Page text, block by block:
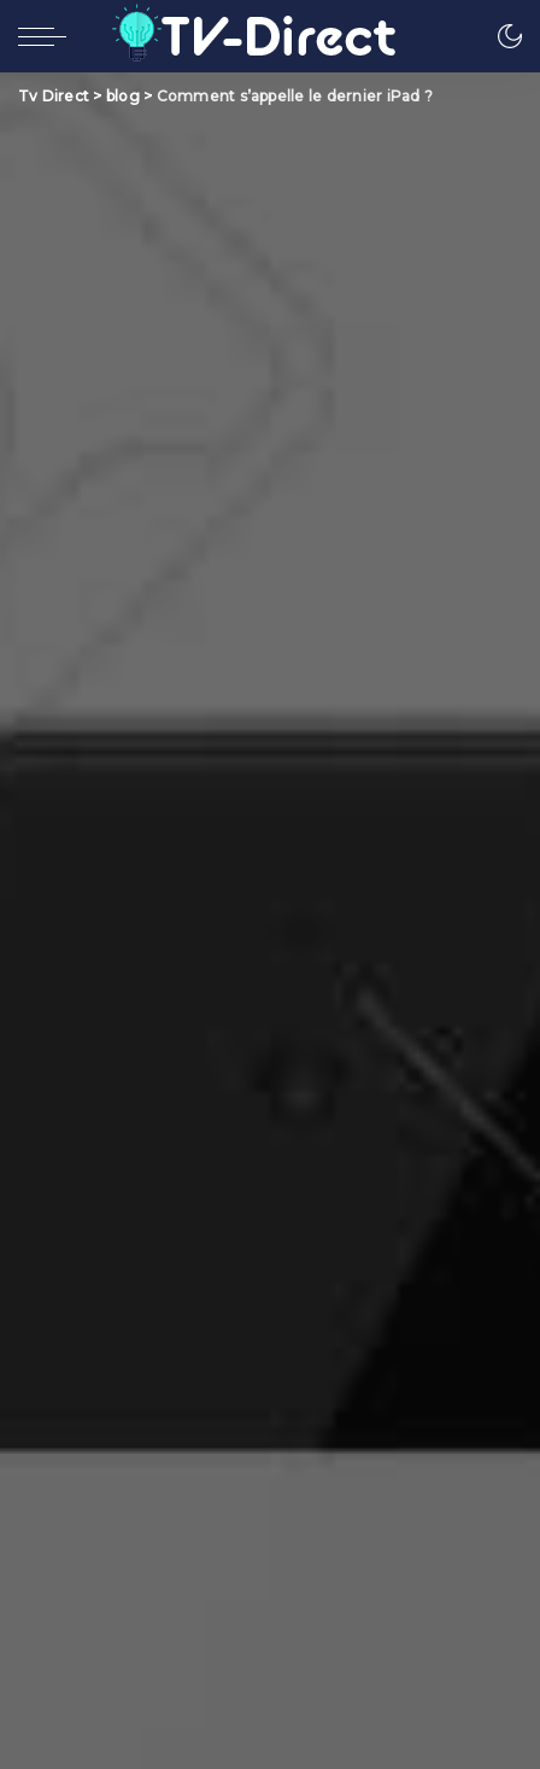
Tv Direct > blog> Comment s’appelle le dernier iPad ?